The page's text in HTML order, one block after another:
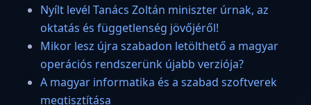
Nyílt levél Tanács Zoltán miniszter úrnak, az
oktatás és függetlenség jövőjéről!
Mikor lesz újra szabadon letölthető a magyar
operációs rendszerünk újabb verziója?
A magyar informatika és a szabad szoftverek
megtisztítása